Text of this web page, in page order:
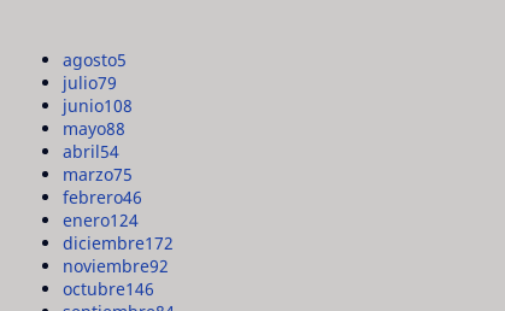
agosto5
julio79
junio108
mayo88
abril54
marzo75
febrero46
enero124
diciembre172
noviembre92
octubre146